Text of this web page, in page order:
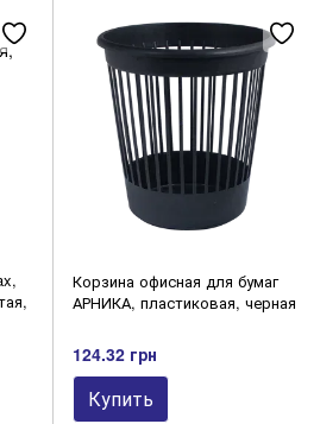
прочие
Подставки
для скрепок
Корзина офисная для бумаг
АРНИКА, пластиковая, черная
124.32 грн
Купить